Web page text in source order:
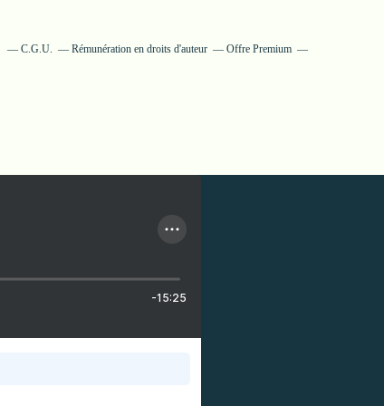
C.G.U. Rémunération en droits d'auteur
Offre Premium
-15:25